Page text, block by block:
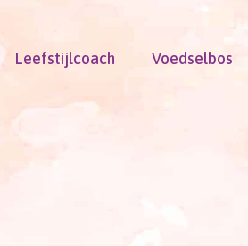
Leefstijlcoach Voedselbos